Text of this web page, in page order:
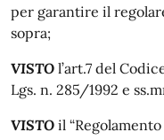
per garantire il
sopra;
VISTO l’art.7 del
Lgs. n. 285/1992 e
VISTO il